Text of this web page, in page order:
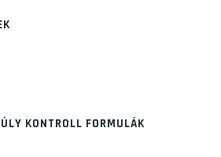
KONTROLL FORMULÁK